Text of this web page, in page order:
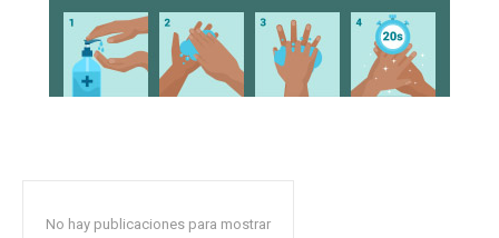
No hay publicaciones para mostrar